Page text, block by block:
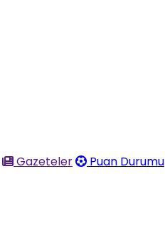
Gazeteler
Puan Durumu